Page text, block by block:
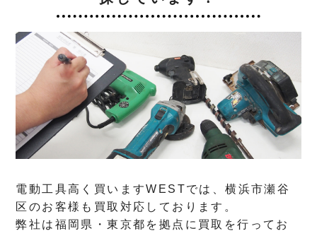
電動工具高く買いますWESTでは、横浜市瀬谷
区のお客様も買取対応しております。
弊社は福岡県・東京都を拠点に買取を行ってお